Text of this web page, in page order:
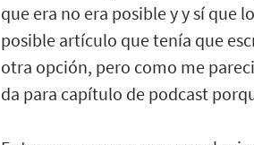
que era no era posible y y sí que
posible artículo que tenía que
otra opción, pero como me
da para capítulo de podcast